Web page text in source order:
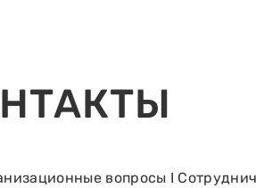
вопросы I